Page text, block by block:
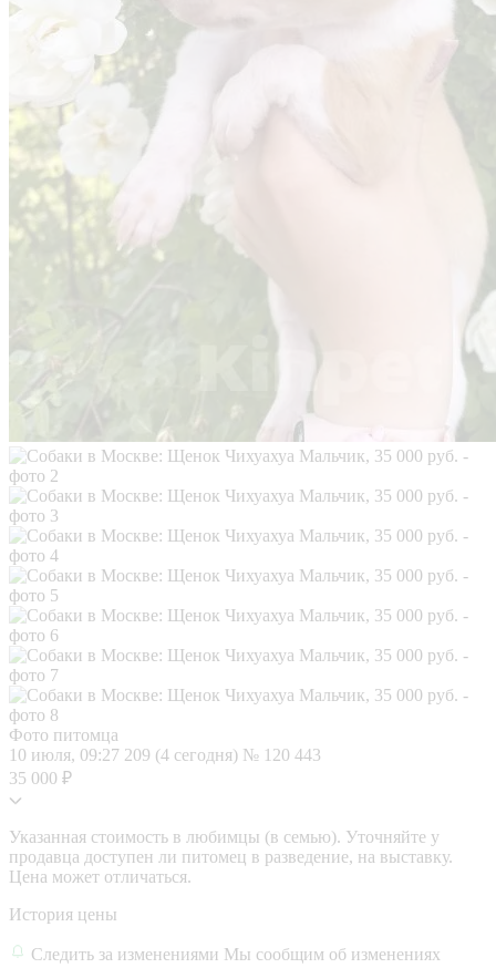
Фото питомца
10 июля, 09:27 209 (4 сегодня) № 120 443
35 000 ₽
Указанная стоимость в любимцы (в семью). Уточняйте у
продавца доступен ли питомец в разведение, на выставку.
Цена может отличаться.
История цены
Следить за изменениями Мы сообщим об изменениях